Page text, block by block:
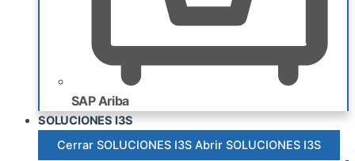
SAP Ariba
SOLUCIONES I3S
Cerrar SOLUCIONES I3S Abrir SOLUCIONES I3S